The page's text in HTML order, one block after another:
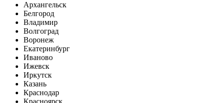
Архангельск
Белгород
Владимир
Волгоград
Воронеж
Екатеринбург
Иваново
Ижевск
Иркутск
Казань
Краснодар